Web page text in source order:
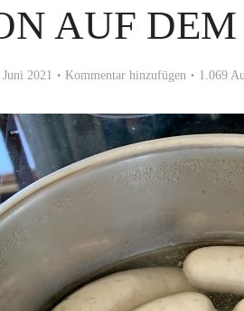
AUF DEM
2021 Kommentar hinzufügen 1.069